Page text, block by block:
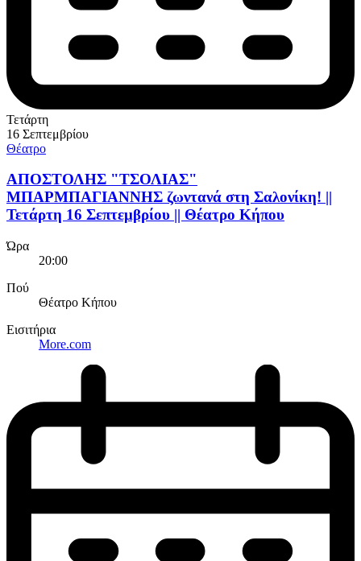
Τετάρτη
16 Σεπτεμβρίου
Θέατρο
ΑΠΟΣΤΟΛΗΣ "ΤΣΟΛΙΑΣ"
ΜΠΑΡΜΠΑΓΙΑΝΝΗΣ ζωντανά στη Σαλονίκη! ||
Τετάρτη 16 Σεπτεμβρίου || Θέατρο Κήπου
Ώρα
20:00
Πού
Θέατρο Κήπου
Εισιτήρια
More.com